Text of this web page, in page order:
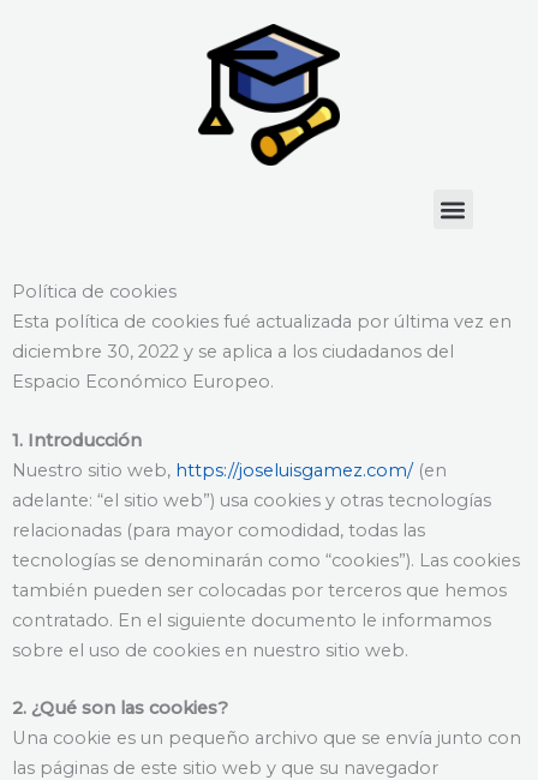
Menu
Política de cookies
Esta política de cookies fué actualizada por última vez en
diciembre 30, 2022 y se aplica a los ciudadanos del
Espacio Económico Europeo.
1. Introducción
Nuestro sitio web, https://joseluisgamez.com/(en
adelante: “el sitio web”) usa cookies y otras tecnologías
relacionadas (para mayor comodidad, todas las
tecnologías se denominarán como “cookies”). Las cookies
también pueden ser colocadas por terceros que hemos
contratado. En el siguiente documento le informamos
sobre el uso de cookies en nuestro sitio web.
2. ¿Qué son las cookies?
Una cookie es un pequeño archivo que se envía junto con
las páginas de este sitio web y que su navegador